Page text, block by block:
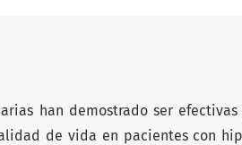
han demostrado ser
de vida en pacientes con